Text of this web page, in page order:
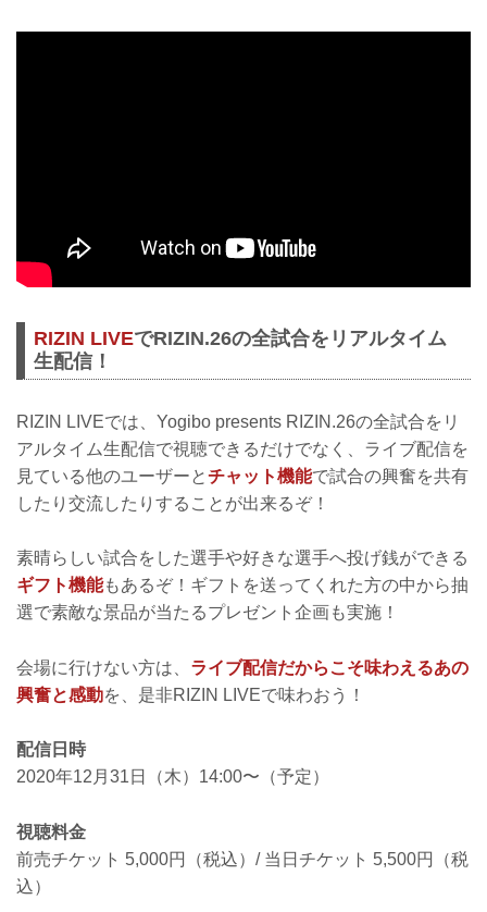
RIZIN LIVEでRIZIN.26の全試合をリアルタイム
生配信！
RIZIN LIVEでは、Yogibo presents RIZIN.26の全試合をリ
アルタイム生配信で視聴できるだけでなく、ライブ配信を
見ている他のユーザーとチャット機能で試合の興奮を共有
したり交流したりすることが出来るぞ！
素晴らしい試合をした選手や好きな選手へ投げ銭ができる
ギフト機能もあるぞ！ギフトを送ってくれた方の中から抽
選で素敵な景品が当たるプレゼント企画も実施！
会場に行けない方は、 ライブ配信だからこそ味わえるあの
興奮と感動を、是非RIZIN LIVEで味わおう！
配信日時
2020年12月31日（木）14:00〜（予定）
視聴料金
前売チケット 5,000円（税込）/ 当日チケット 5,500円（税
込）